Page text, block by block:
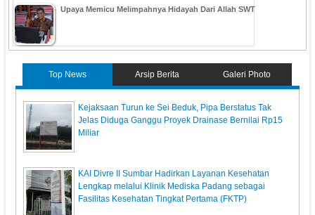
Upaya Memicu Melimpahnya Hidayah Dari Allah SWT
Top News Arsip Berita Galeri Photo
Kejaksaan Turun ke Sei Beduk, Pipa Berstatus Tak
Jelas Diduga Ganggu Proyek Drainase Bernilai Rp15
Miliar
KAI Divre II Sumbar Hadirkan Layanan Kesehatan
Lengkap melalui Klinik Mediska Padang sebagai
Fasilitas Kesehatan Tingkat Pertama (FKTP)